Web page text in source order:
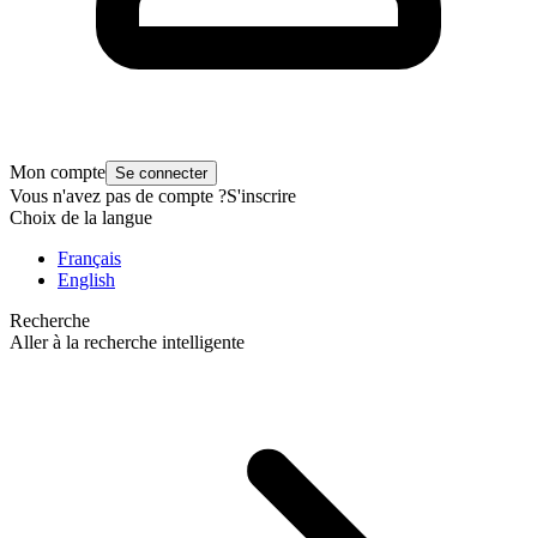
Mon compte Se connecter
Vous n'avez pas de compte ?S'inscrire
Choix de la langue
Français
English
Recherche
Aller à la recherche intelligente